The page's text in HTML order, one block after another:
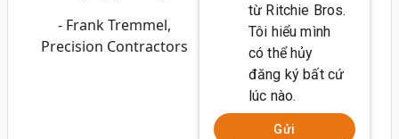
từ Ritchie Bros.
Tôi hiểu mình
có thể hủy
đăng ký bất cứ
lúc nào.
Gửi
- Frank Tremmel,
Precision Contractors